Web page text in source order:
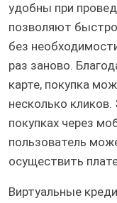
удобны при
позволяют
без
раз заново.
карте, покупка
несколько
покупках через
пользователь
осуществить
Виртуальные